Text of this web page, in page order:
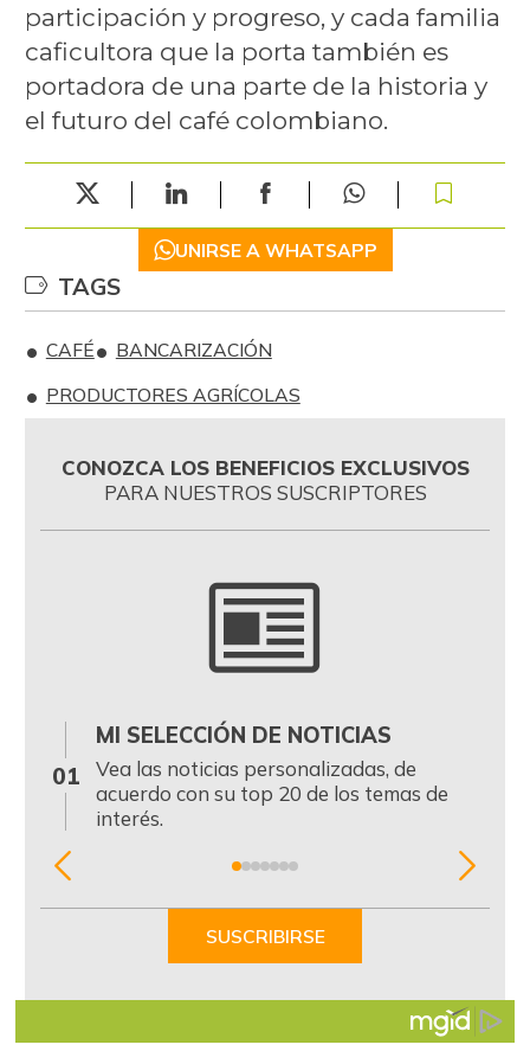
participación y progreso, y cada familia
caficultora que la porta también es
portadora de una parte de la historia y
el futuro del café colombiano.
UNIRSE A WHATSAPP
TAGS
CAFÉ
BANCARIZACIÓN
PRODUCTORES AGRÍCOLAS
CONOZCA LOS BENEFICIOS EXCLUSIVOS
PARA NUESTROS SUSCRIPTORES
01
MI SELECCIÓN DE NOTICIAS
Vea las noticias personalizadas, de
acuerdo con su top 20 de los temas de
interés.
Item
SUSCRIBIRSE